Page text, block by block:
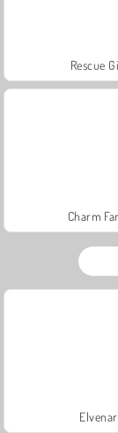
Rescue
Charm
Elvenar